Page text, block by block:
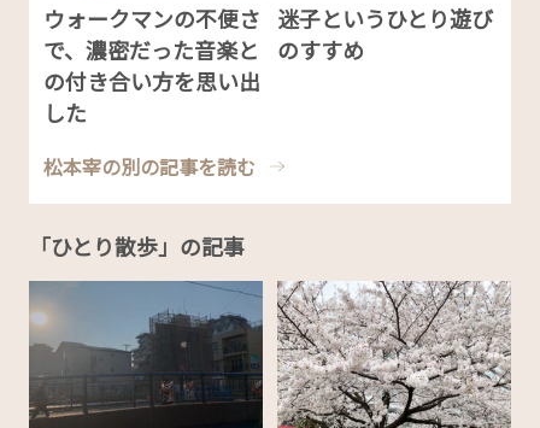
ウォークマンの不便さ
で、濃密だった音楽と
の付き合い方を思い出
した
迷子というひとり遊び
のすすめ
松本宰の別の記事を読む
「ひとり散歩」の記事